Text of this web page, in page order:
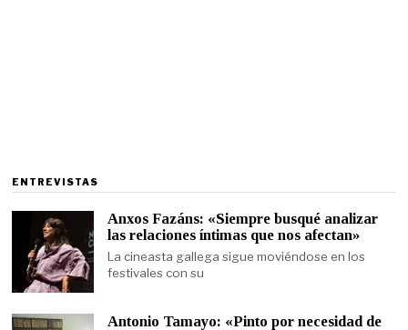
ENTREVISTAS
Anxos Fazáns: «Siempre busqué analizar
las relaciones íntimas que nos afectan»
La cineasta gallega sigue moviéndose en los
festivales con su
Antonio Tamayo: «Pinto por necesidad de